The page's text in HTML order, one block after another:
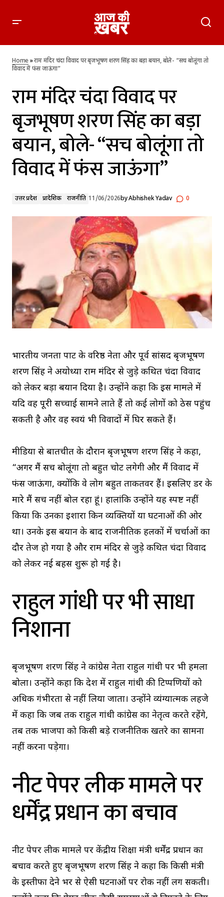
बोलूंगा तो विवाद में फंस जाऊंगा”
Home»राम मंदिर चंदा विवाद पर बृजभूषण शरण सिंह का बड़ा बयान, बोले- “सच बोलूंगा तो
विवाद में फंस जाऊंगा”
राम मंदिर चंदा विवाद पर
बृजभूषण शरण सिंह का बड़ा
बयान, बोले- “सच बोलूंगा तो
विवाद में फंस जाऊंगा”
उत्तर प्रदेश प्रादेशिक राजनीति 11/06/2026byAbhishek Yadav 0
भारतीय जनता पार्टी के वरिष्ठ नेता और पूर्व सांसद बृजभूषण
शरण सिंह ने अयोध्या राम मंदिर से जुड़े कथित चंदा विवाद
को लेकर बड़ा बयान दिया है। उन्होंने कहा कि इस मामले में
यदि वह पूरी सच्चाई सामने लाते हैं तो कई लोगों को ठेस पहुंच
सकती है और वह स्वयं भी विवादों में घिर सकते हैं।
मीडिया से बातचीत के दौरान बृजभूषण शरण सिंह ने कहा,
“अगर मैं सच बोलूंगा तो बहुत चोट लगेगी और मैं विवाद में
फंस जाऊंगा, क्योंकि वे लोग बहुत ताकतवर हैं। इसलिए डर के
मारे मैं सच नहीं बोल रहा हूं। हालांकि उन्होंने यह स्पष्ट नहीं
किया कि उनका इशारा किन व्यक्तियों या घटनाओं की ओर
था। उनके इस बयान के बाद राजनीतिक हलकों में चर्चाओं का
दौर तेज हो गया है और राम मंदिर से जुड़े कथित चंदा विवाद
को लेकर नई बहस शुरू हो गई है।
राहुल गांधी पर भी साधा
निशाना
बृजभूषण शरण सिंह ने कांग्रेस नेता राहुल गांधी पर भी हमला
बोला। उन्होंने कहा कि देश में राहुल गांधी की टिप्पणियों को
अधिक गंभीरता से नहीं लिया जाता। उन्होंने व्यंग्यात्मक लहजे
में कहा कि जब तक राहुल गांधी कांग्रेस का नेतृत्व करते रहेंगे,
तब तक भाजपा को किसी बड़े राजनीतिक खतरे का सामना
नहीं करना पड़ेगा।
नीट पेपर लीक मामले पर
धर्मेंद्र प्रधान का बचाव
नीट पेपर लीक मामले पर केंद्रीय शिक्षा मंत्री धर्मेंद्र प्रधान का
बचाव करते हुए बृजभूषण शरण सिंह ने कहा कि किसी मंत्री
के इस्तीफा देने भर से ऐसी घटनाओं पर रोक नहीं लग सकती।